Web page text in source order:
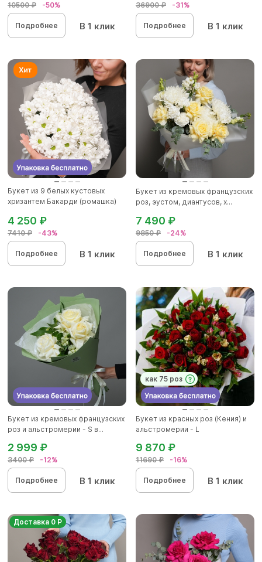
10500 ₽ -50%
Подробнее В 1 клик
36900 ₽ -31%
Подробнее В 1 клик
Букет из 9 белых кустовых
хризантем Бакарди (ромашка)
7410 ₽ -43%
4 250 ₽
Подробнее В 1 клик
Букет из кремовых французских
роз, эустом, диантусов, х...
9850 ₽ -24%
7 490 ₽
Подробнее В 1 клик
Букет из кремовых французских
роз и альстромерии - S в...
3400 ₽ -12%
2 999 ₽
Подробнее В 1 клик
как 75 роз
Букет из красных роз (Кения) и
альстромерии - L
11690 ₽ -16%
9 870 ₽
Подробнее В 1 клик
Доставка 0 Р